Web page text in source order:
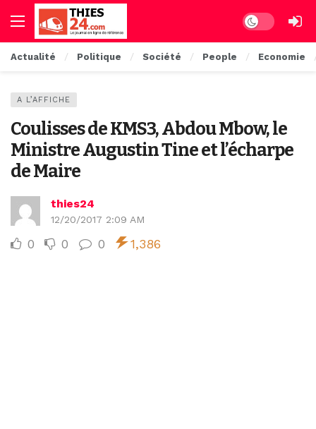
Dark mode
Actualité Politique Société People Economie
A L’AFFICHE
Coulisses de KMS3, Abdou Mbow, le
Ministre Augustin Tine et l’écharpe
de Maire
thies24
12/20/2017 2:09 AM
0 0 0 1,386